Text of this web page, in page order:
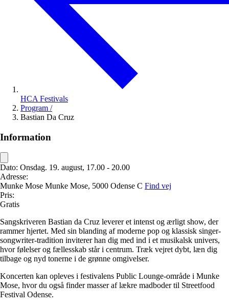
HCA Festivals
Program /
Bastian Da Cruz
Information
Dato: Onsdag. 19. august, 17.00 - 20.00
Adresse:
Munke Mose Munke Mose, 5000 Odense C Find vej
Pris:
Gratis
Sangskriveren Bastian da Cruz leverer et intenst og ærligt show, der
rammer hjertet. Med sin blanding af moderne pop og klassisk singer-
songwriter-tradition inviterer han dig med ind i et musikalsk univers,
hvor følelser og fællesskab står i centrum. Træk vejret dybt, læn dig
tilbage og nyd tonerne i de grønne omgivelser.
Koncerten kan opleves i festivalens Public Lounge-område i Munke
Mose, hvor du også finder masser af lækre madboder til Streetfood
Festival Odense.